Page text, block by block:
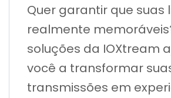
Quer garantir que suas
realmente
soluções da IOXtream
você a transformar
transmissões em